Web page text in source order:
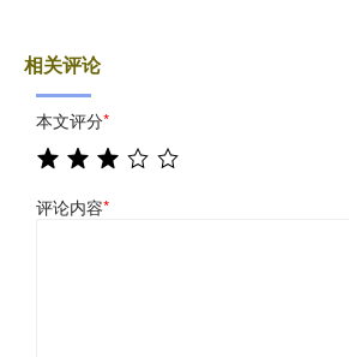
相关评论
本文评分*
评论内容*